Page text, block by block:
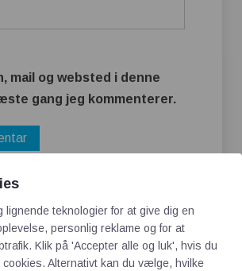
mail og websted i denne
gang jeg kommenterer.
lignende teknologier for at give dig en
personlig reklame og for at
Klik på 'Accepter alle og luk', hvis du
Alternativt kan du vælge, hvilke